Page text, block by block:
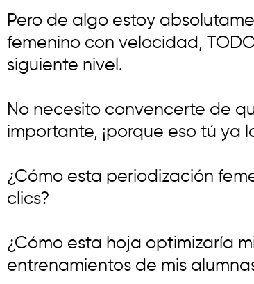
Pero de algo estoy
femenino con velocidad,
siguiente nivel.
No necesito convencerte de
importante, ¡porque eso tú ya
¿Cómo esta periodización
clics?
¿Cómo esta hoja optimizaría
entrenamientos de mis